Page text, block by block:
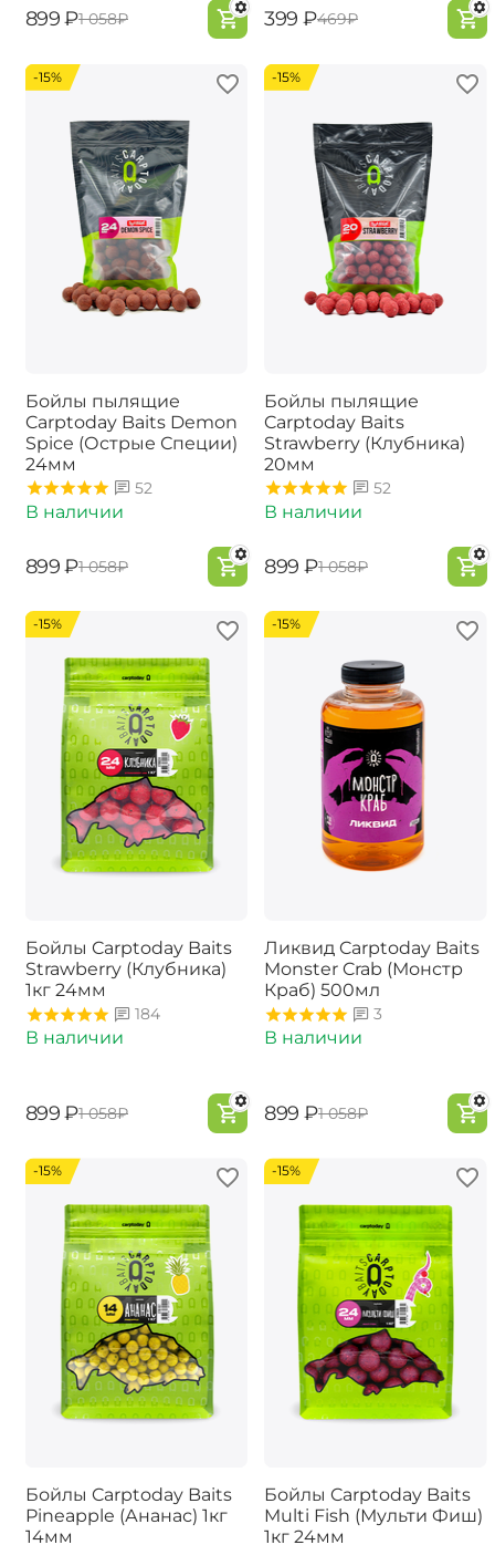
‍899‍ ₽‍1 058‍₽ ‍399‍ ₽‍469‍₽
-15%
Бойлы пылящие
Carptoday Baits Demon
Spice (Острые Специи)
24мм
52
В наличии
‍899‍ ₽‍1 058‍₽
-15%
Бойлы пылящие
Carptoday Baits
Strawberry (Клубника)
20мм
52
В наличии
‍899‍ ₽‍1 058‍₽
-15%
Бойлы Carptoday Baits
Strawberry (Клубника)
1кг 24мм
184
В наличии
‍899‍ ₽‍1 058‍₽
-15%
Ликвид Carptoday Baits
Monster Crab (Монстр
Краб) 500мл
3
В наличии
‍899‍ ₽‍1 058‍₽
-15%
Бойлы Carptoday Baits
Pineapple (Ананас) 1кг
14мм
-15%
Бойлы Carptoday Baits
Multi Fish (Мульти Фиш)
1кг 24мм